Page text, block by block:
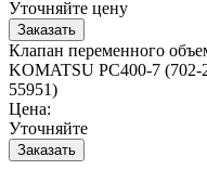
Уточняйте цену
Клапан переменного
KOMATSU PC400-7 (702-
55951)
Цена:
Уточняйте